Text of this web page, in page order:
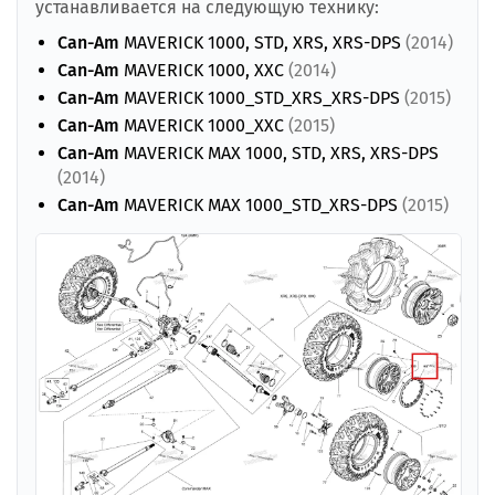
устанавливается на следующую технику:
Can-Am MAVERICK 1000, STD, XRS, XRS-DPS (2014)
Can-Am MAVERICK 1000, XXC (2014)
Can-Am MAVERICK 1000_STD_XRS_XRS-DPS (2015)
Can-Am MAVERICK 1000_XXC (2015)
Can-Am MAVERICK MAX 1000, STD, XRS, XRS-DPS
(2014)
Can-Am MAVERICK MAX 1000_STD_XRS-DPS (2015)